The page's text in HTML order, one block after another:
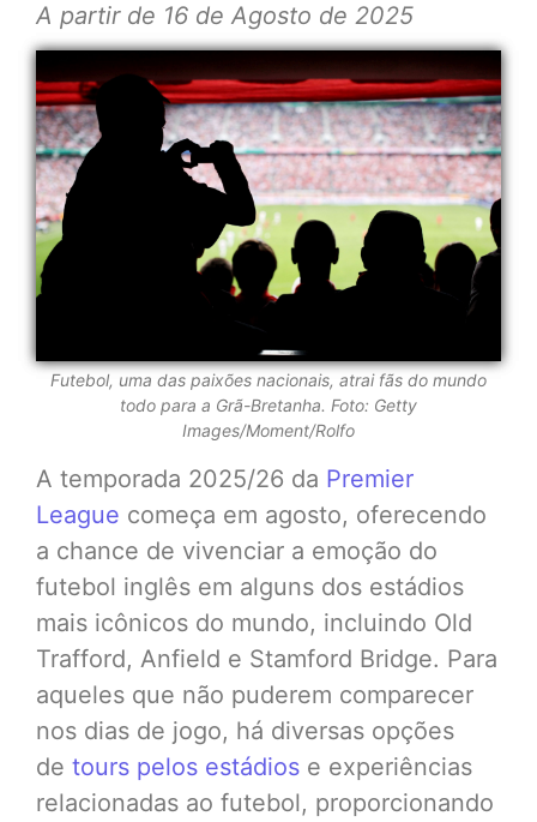
A partir de 16 de Agosto de 2025
Futebol, uma das paixões nacionais, atrai fãs do mundo
todo para a Grã-Bretanha. Foto: Getty
Images/Moment/Rolfo
A temporada 2025/26 da Premier
League começa em agosto, oferecendo
a chance de vivenciar a emoção do
futebol inglês em alguns dos estádios
mais icônicos do mundo, incluindo Old
Trafford, Anfield e Stamford Bridge. Para
aqueles que não puderem comparecer
nos dias de jogo, há diversas opções
de tours pelos estádios e experiências
relacionadas ao futebol, proporcionando